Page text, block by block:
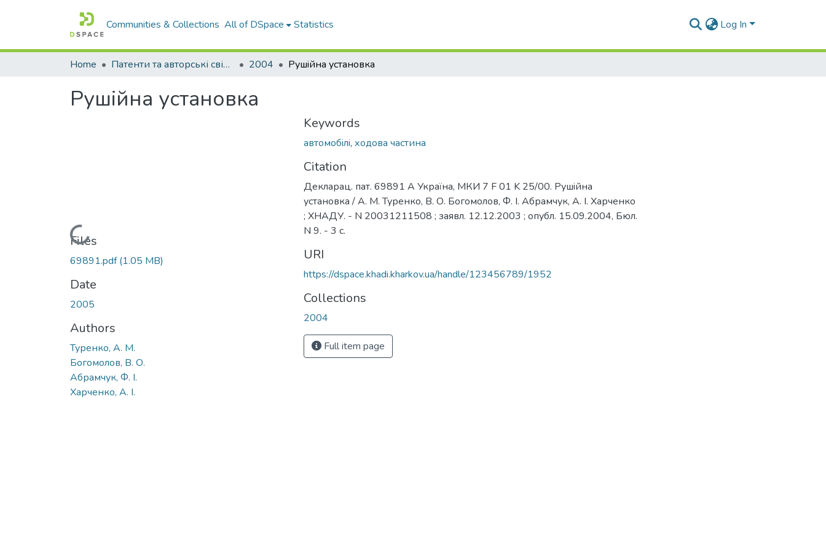
Communities & Collections All of DSpace Statistics Log In
Home Патенти та авторські свідоцтва 2004 Рушiйна установка
Рушiйна установка
Loading...
Files
69891.pdf(1.05 MB)
Date
2005
Authors
Туренко, А. М.
Богомолов, В. О.
Абрамчук, Ф. I.
Харченко, А. I.
Keywords
автомобiлi, ходова частина
Citation
Декларац. пат. 69891 А Україна, МКИ 7 F 01 K 25/00. Рушiйна
установка / А. М. Туренко, В. О. Богомолов, Ф. I. Абрамчук, А. I. Харченко
; ХНАДУ. - N 20031211508 ; заявл. 12.12.2003 ; опубл. 15.09.2004, Бюл.
N 9. - 3 с.
URI
https://dspace.khadi.kharkov.ua/handle/123456789/1952
Collections
2004
Full item page